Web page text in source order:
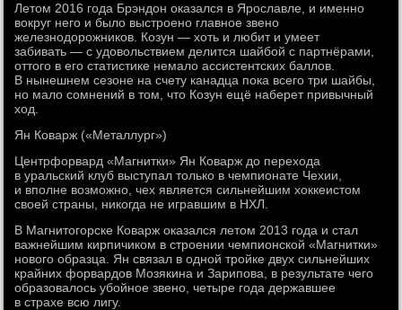
Летом 2016 года Брэндон оказался в Ярославле, и именно
вокруг него и было выстроено главное звено
железнодорожников. Козун — хоть и любит и умеет
забивать — с удовольствием делится шайбой с партнёрами,
оттого в его статистике немало ассистентских баллов.
В нынешнем сезоне на счету канадца пока всего три шайбы,
но мало сомнений в том, что Козун ещё наберет привычный
ход.
Ян Коварж («Металлург»)
Центрфорвард «Магнитки» Ян Коварж до перехода
в уральский клуб выступал только в чемпионате Чехии,
и вполне возможно, чех является сильнейшим хоккеистом
своей страны, никогда не игравшим в НХЛ.
В Магнитогорске Коварж оказался летом 2013 года и стал
важнейшим кирпичиком в строении чемпионской «Магнитки»
нового образца. Ян связал в одной тройке двух сильнейших
крайних форвардов Мозякина и Зарипова, в результате чего
образовалось убойное звено, четыре года державшее
в страхе всю лигу.